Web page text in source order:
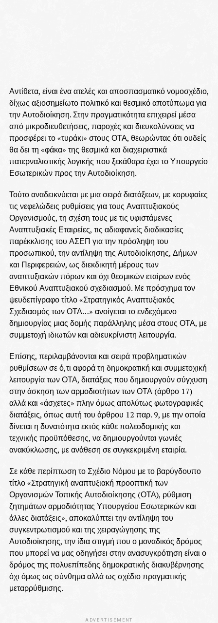
Αντίθετα, είναι ένα ατελές και αποσπασματικό νομοσχέδιο,
δίχως αξιοσημείωτο πολιτικό και θεσμικό αποτύπωμα για
την Αυτοδιοίκηση. Στην πραγματικότητα επιχειρεί μέσα
από μικροδιευθετήσεις, παροχές και διευκολύνσεις να
προσφέρει το «τυράκι» στους ΟΤΑ, θεωρώντας ότι ουδείς
θα δει τη «φάκα» της θεσμικά και διαχειριστικά
πατερναλιστικής λογικής που ξεκάθαρα έχει το Υπουργείο
Εσωτερικών προς την Αυτοδιοίκηση.
Τούτο αναδεικνύεται με μια σειρά διατάξεων, με κορυφαίες
τις νεφελώδεις ρυθμίσεις για τους Αναπτυξιακούς
Οργανισμούς, τη σχέση τους με τις υφιστάμενες
Αναπτυξιακές Εταιρείες, τις αδιαφανείς διαδικασίες
παρέκκλισης του ΑΣΕΠ για την πρόσληψη του
προσωπικού, την αντίληψη της Αυτοδιοίκησης, Δήμων
και Περιφερειών, ως διεκδικητή μέρους των
αναπτυξιακών πόρων και όχι θεσμικών εταίρων ενός
Εθνικού Αναπτυξιακού σχεδιασμού. Με πρόσχημα τον
ψευδεπίγραφο τίτλο «Στρατηγικός Αναπτυξιακός
Σχεδιασμός των ΟΤΑ…» ανοίγεται το ενδεχόμενο
δημιουργίας μιας δομής παράλληλης μέσα στους ΟΤΑ, με
συμμετοχή ιδιωτών και αδιευκρίνιστη λειτουργία.
Επίσης, περιλαμβάνονται και σειρά προβληματικών
ρυθμίσεων σε ό,τι αφορά τη δημοκρατική και συμμετοχική
λειτουργία των ΟΤΑ, διατάξεις που δημιουργούν σύγχυση
στην άσκηση των αρμοδιοτήτων των ΟΤΑ (άρθρο 17)
αλλά και «άσχετες» πλην όμως απολύτως φωτογραφικές
διατάξεις, όπως αυτή του άρθρου 12 παρ. 9, με την οποία
δίνεται η δυνατότητα εκτός κάθε πολεοδομικής και
τεχνικής προϋπόθεσης, να δημιουργούνται γωνιές
ανακύκλωσης, με ανάθεση σε συγκεκριμένη εταιρία.
Σε κάθε περίπτωση το Σχέδιο Νόμου με το βαρύγδουπο
τίτλο «Στρατηγική αναπτυξιακή προοπτική των
Οργανισμών Τοπικής Αυτοδιοίκησης (ΟΤΑ), ρύθμιση
ζητημάτων αρμοδιότητας Υπουργείου Εσωτερικών και
άλλες διατάξεις», αποκαλύπτει την αντίληψη του
συγκεντρωτισμού και της χειραγώγησης της
Αυτοδιοίκησης, την ίδια στιγμή που ο μοναδικός δρόμος
που μπορεί να μας οδηγήσει στην ανασυγκρότηση είναι ο
δρόμος της πολυεπίπεδης δημοκρατικής διακυβέρνησης
όχι όμως ως σύνθημα αλλά ως σχέδιο πραγματικής
μεταρρύθμισης.
ADVERTISEMENT